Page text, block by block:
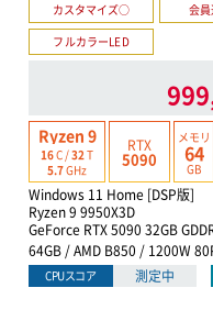
カスタマイズ○ 会
フルカラーLED
Ryzen 9
16C /32 T
5.7GHz
RTX
5090
メモリ
64
GB
Windows 11 Home [DSP版]
Ryzen 9 9950X3D
GeForce RTX 5090 32GB
64GB / AMD B850 / 1200W
CPUスコア 測定中